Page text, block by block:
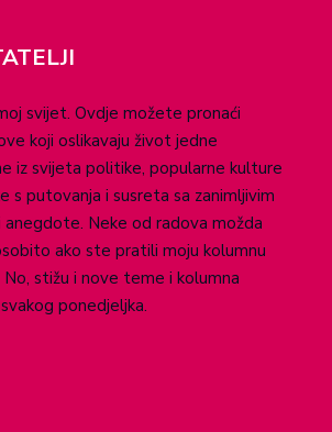
svijet. Ovdje možete pronaći
koji oslikavaju život jedne
iz svijeta politike, popularne kulture
s putovanja i susreta sa zanimljivim
anegdote. Neke od radova možda
ako ste pratili moju kolumnu
No, stižu i nove teme i kolumna
ponedjeljka.